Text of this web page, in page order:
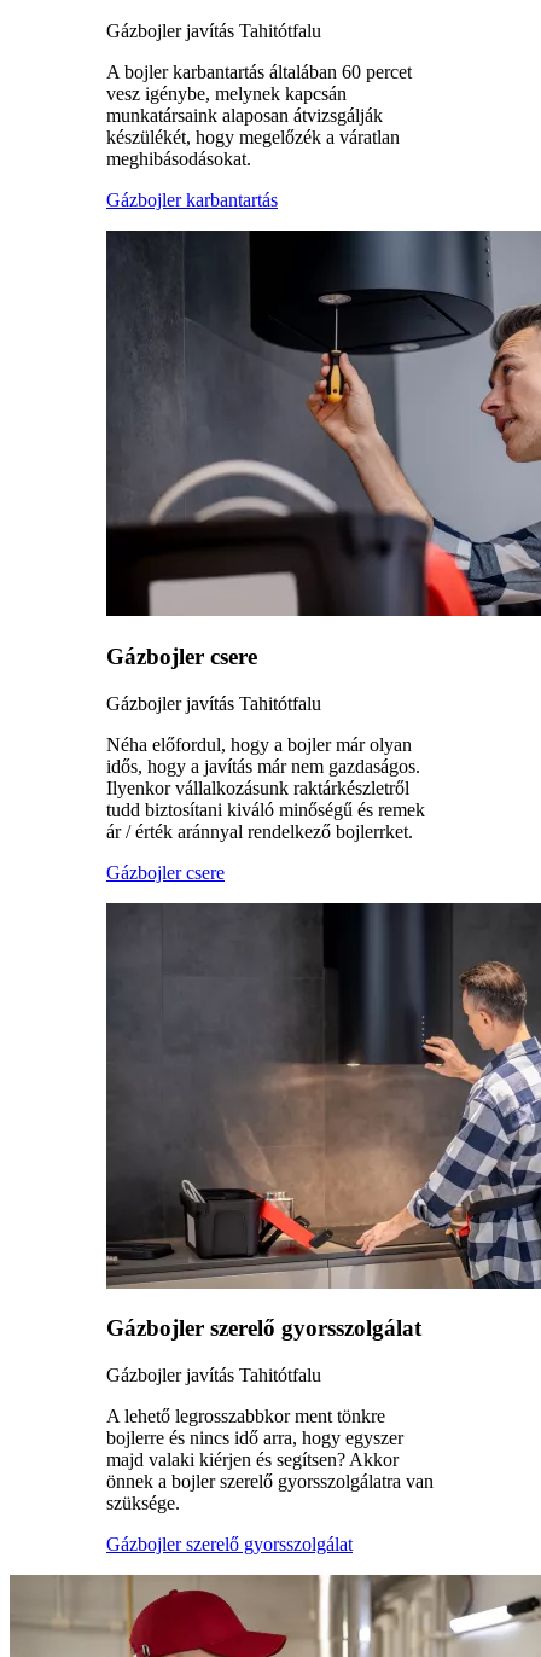
Gázbojler javítás Tahitótfalu
A bojler karbantartás általában 60 percet
vesz igénybe, melynek kapcsán
munkatársaink alaposan átvizsgálják
készülékét, hogy megelőzék a váratlan
meghibásodásokat.
Gázbojler karbantartás
Gázbojler csere
Gázbojler javítás Tahitótfalu
Néha előfordul, hogy a bojler már olyan
idős, hogy a javítás már nem gazdaságos.
Ilyenkor vállalkozásunk raktárkészletről
tudd biztosítani kiváló minőségű és remek
ár / érték aránnyal rendelkező bojlerrket.
Gázbojler csere
Gázbojler szerelő gyorsszolgálat
Gázbojler javítás Tahitótfalu
A lehető legrosszabbkor ment tönkre
bojlerre és nincs idő arra, hogy egyszer
majd valaki kiérjen és segítsen? Akkor
önnek a bojler szerelő gyorsszolgálatra van
szüksége.
Gázbojler szerelő gyorsszolgálat